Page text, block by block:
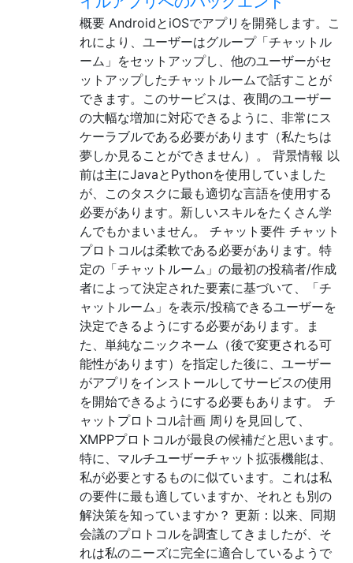
概要 AndroidとiOSでアプリを開発します。こ
れにより、ユーザーはグループ「チャットル
ーム」をセットアップし、他のユーザーがセ
ットアップしたチャットルームで話すことが
できます。このサービスは、夜間のユーザー
の大幅な増加に対応できるように、非常にス
ケーラブルである必要があります（私たちは
夢しか見ることができません）。 背景情報 以
前は主にJavaとPythonを使用していました
が、このタスクに最も適切な言語を使用する
必要があります。新しいスキルをたくさん学
んでもかまいません。 チャット要件 チャット
プロトコルは柔軟である必要があります。特
定の「チャットルーム」の最初の投稿者/作成
者によって決定された要素に基づいて、「チ
ャットルーム」を表示/投稿できるユーザーを
決定できるようにする必要があります。ま
た、単純なニックネーム（後で変更される可
能性があります）を指定した後に、ユーザー
がアプリをインストールしてサービスの使用
を開始できるようにする必要もあります。 チ
ャットプロトコル計画 周りを見回して、
XMPPプロトコルが最良の候補だと思います。
特に、マルチユーザーチャット拡張機能は、
私が必要とするものに似ています。これは私
の要件に最も適していますか、それとも別の
解決策を知っていますか？ 更新：以来、同期
会議のプロトコルを調査してきましたが、そ
れは私のニーズに完全に適合しているようで